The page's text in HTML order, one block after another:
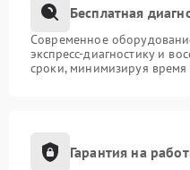
Бесплатная
Современное
экспресс-диагностику и
сроки, минимизируя время
Гарантия на